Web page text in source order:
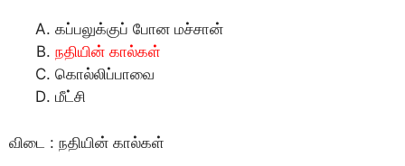
கப்பலுக்குப் போன மச்சான்
நதியின் கால்கள்
கொல்லிப்பாவை
மீட்சி
விடை : நதியின் கால்கள்